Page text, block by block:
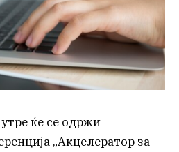
ќе се одржи
„Акцелератор за